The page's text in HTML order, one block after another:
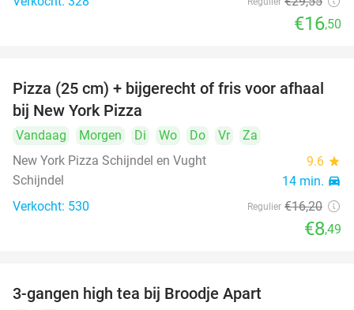
€16,50
48%
Pizza (25 cm) + bijgerecht of fris voor afhaal
bij New York Pizza
Vandaag Morgen Di Wo Do Vr
Za
New York Pizza Schijndel en Vught
9.6 star
Schijndel 14 min. directions_car
Verkocht: 530 Regulier €16,20
€8,49
3-gangen high tea bij Broodje Apart